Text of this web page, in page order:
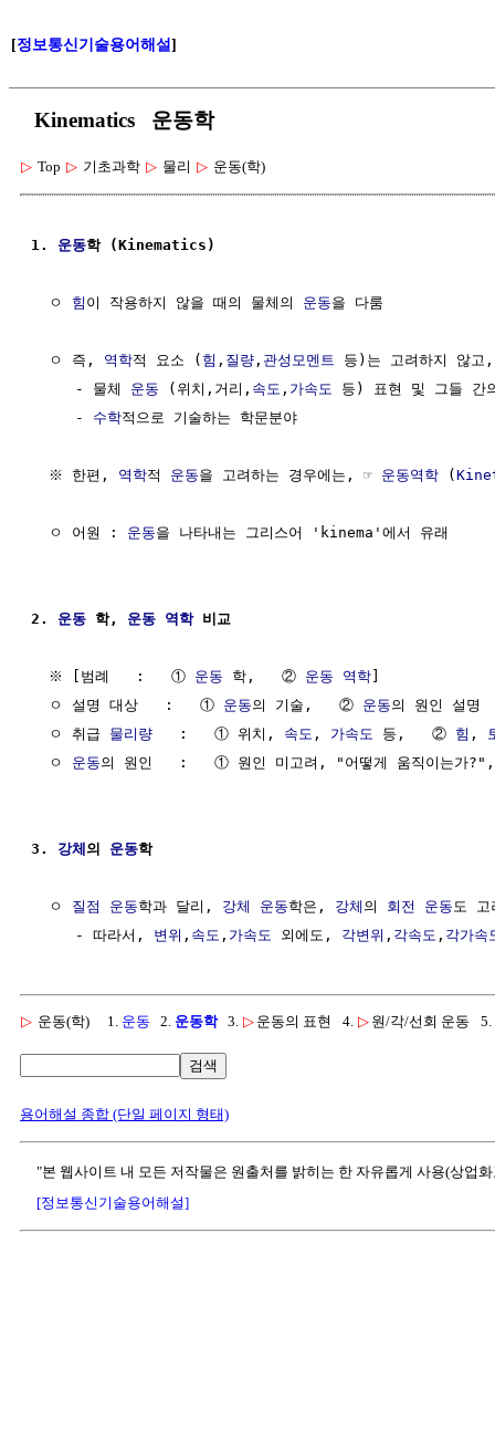
[정보통신기술용어해설]
Kinematics 운동학
▷ Top ▷ 기초과학 ▷ 물리 ▷ 운동(학)
1. 운동학 (Kinematics)
  ㅇ
힘 이 작용하지 않을 때의 물체의 운동을 다룸
  ㅇ 즉,
역학적 요소 ( 힘 , 질량 , 관성모멘트
등)는 고려하지 않고,
     - 물체
운동 (위치,거리, 속도 , 가속도
등) 표현 및 그들 간
     -
수학적으로 기술하는 학문분야
  ※ 한편,
역학적 운동을 고려하는 경우에는, ☞ 운동역학 (
  ㅇ 어원 :
운동을 나타내는 그리스어 'kinema'에서 유래
2. 운동 학, 운동 역학 비교
  ※ [범례   :   ①
운동 학,   ② 운동 역학]
  ㅇ 설명 대상   :   ①
운동의 기술,   ② 운동의 원인 설명
  ㅇ 취급
물리량
   :   ① 위치,
속도 , 가속도 등,   ② 힘 ,
  ㅇ
운동의 원인   :   ① 원인 미고려, "어떻게 움직이는가
3. 강체의 운동학
  ㅇ
질점 운동학과 달리, 강체 운동학은, 강체 의 회전 운동 도 고
     - 따라서,
변위 , 속도 , 가속도 외에도, 각변위 , 각속도 , 각가속
▷ 운동(학) 1. 운동 2. 운동학3. ▷ 운동의 표현 4. ▷ 원/각/선회 운동 5.
검색
용어해설 종합 (단일 페이지 형태)
"본 웹사이트 내 모든 저작물은 원출처를 밝히는 한 자유롭게 사용(상업
[정보통신기술용어해설]